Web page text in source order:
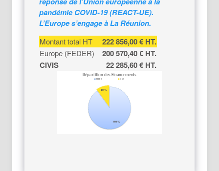
pandémie COVID-19 (REACT-UE).
L’Europe s’engage à La Réunion.
Montant total HT 222 856,00 € HT.
Europe (FEDER)
200 570,40 € HT.
CIVIS
22 285,60 € HT.